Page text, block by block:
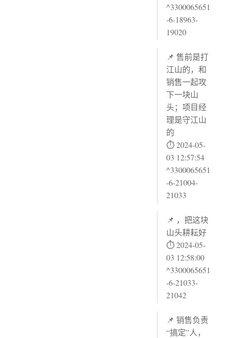
^3300065651
-6-18963-
19020
📌 售前是打
江山的，和
销售一起攻
下一块山
头；项目经
理是守江山
的
⏱ 2024-05-
03 12:57:54
^3300065651
-6-21004-
21033
📌 ，把这块
山头耕耘好
⏱ 2024-05-
03 12:58:00
^3300065651
-6-21033-
21042
📌 销售负责
“搞定”人，